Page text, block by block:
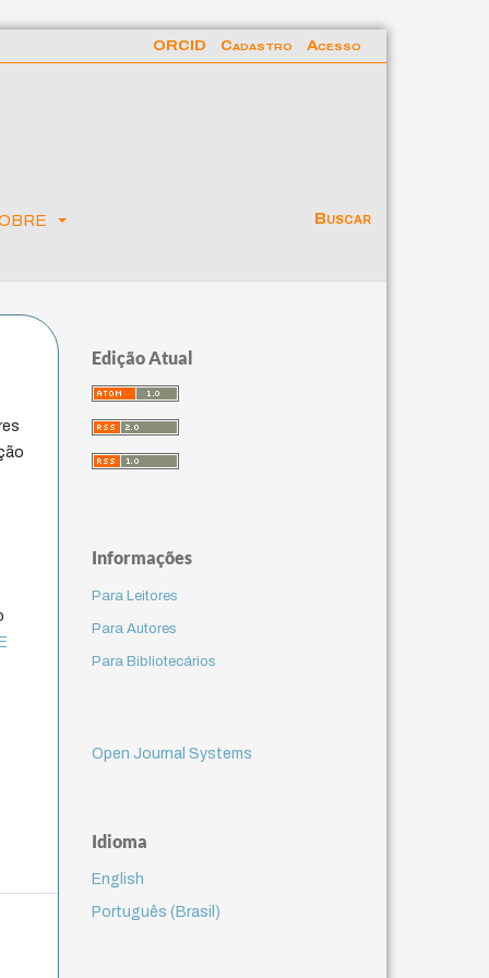
Buscar
ORCID Cadastro Acesso
Edição Atual
Informações
Para Leitores
Para Autores
Para Bibliotecários
Open Journal Systems
Idioma
English
Português (Brasil)